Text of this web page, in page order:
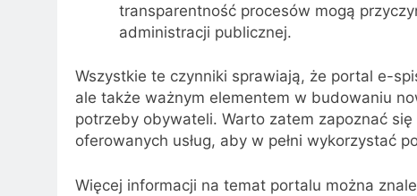
transparentność procesów mogą
administracji publicznej.
Wszystkie te czynniki sprawiają, że portal e-
ale także ważnym elementem w budowaniu
potrzeby obywateli. Warto zatem zapoznać
oferowanych usług, aby w pełni wykorzystać
Więcej informacji na temat portalu można